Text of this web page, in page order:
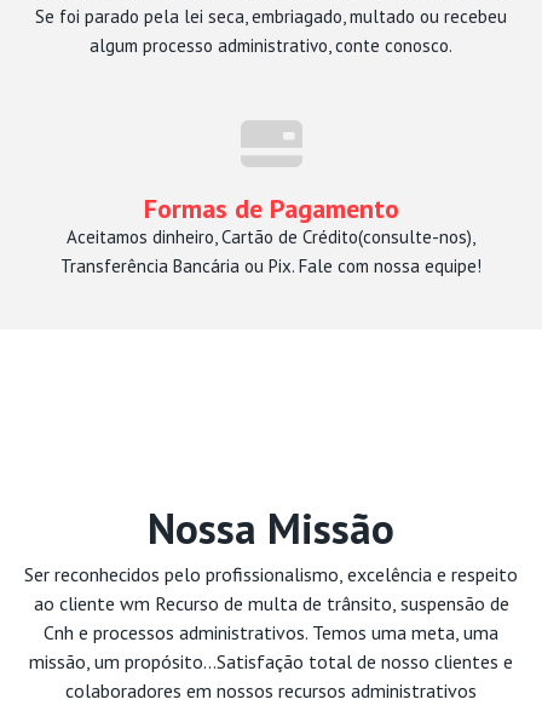
Se foi parado pela lei seca, embriagado, multado ou recebeu
algum processo administrativo, conte conosco.
Formas de Pagamento
Aceitamos dinheiro, Cartão de Crédito(consulte-nos),
Transferência Bancária ou Pix. Fale com nossa equipe!
Nossa Missão
Ser reconhecidos pelo profissionalismo, excelência e respeito
ao cliente wm Recurso de multa de trânsito, suspensão de
Cnh e processos administrativos. Temos uma meta, uma
missão, um propósito...Satisfação total de nosso clientes e
colaboradores em nossos recursos administrativos